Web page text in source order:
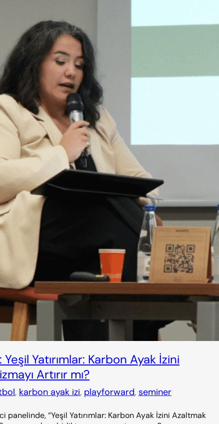
Yatırımlar: Karbon Ayak İzini
Artırır mı?
, karbon ayak izi, playforward, seminer
panelinde, “Yeşil Yatırımlar: Karbon Ayak İzini Azaltmak